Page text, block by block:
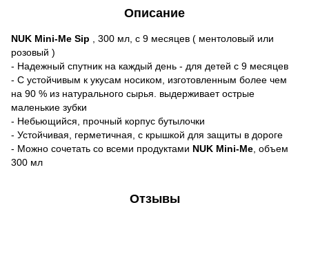
Описание
NUK Mini-Me Sip , 300 мл, с 9 месяцев ( ментоловый или
розовый )
- Надежный спутник на каждый день - для детей с 9 месяцев
- С устойчивым к укусам носиком, изготовленным более чем
на 90 % из натурального сырья. выдерживает острые
маленькие зубки
- Небьющийся, прочный корпус бутылочки
- Устойчивая, герметичная, с крышкой для защиты в дороге
- Можно сочетать со всеми продуктами NUK Mini-Me , объем
300 мл
Отзывы